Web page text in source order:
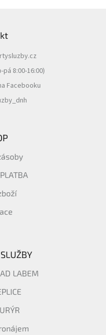
pá 8:00-16:00)
Facebooku
LABEM